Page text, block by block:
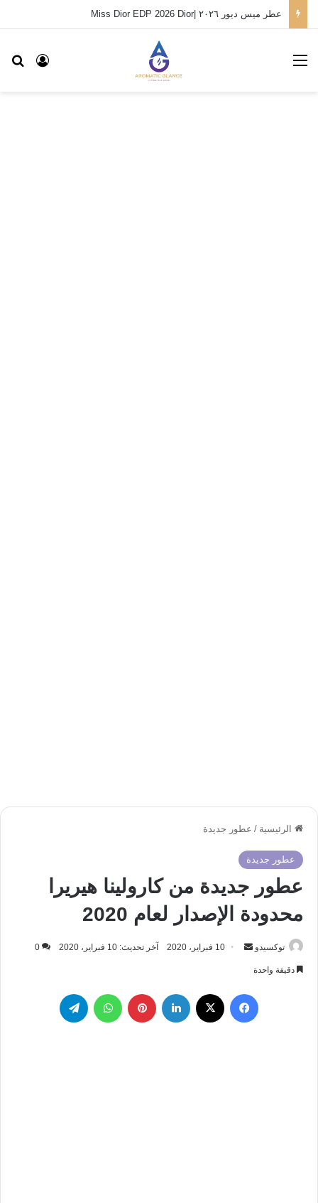
عطر ميس ديور ٢٠٢٦ |Miss Dior EDP 2026 Dior
تسجيل القائمة
الرئيسية / عطور جديدة
عطور جديدة
عطور جديدة من كارولينا هيريرا
محدودة الإصدار لعام 2020
توكسيدو
أرسل 10 فبراير، 2020 آخر تحديث: 10 فبراير، 2020 0
دقيقة واحدة
فيسبوك لينكدإن بينتيريست واتساب